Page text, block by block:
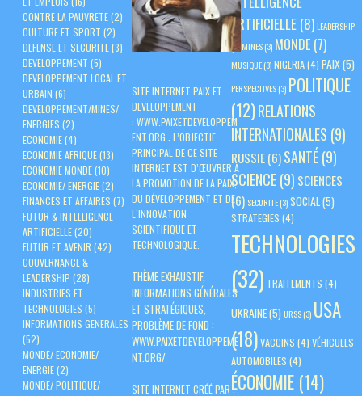
CONTRE LA PAUVRETE(2)
CULTURE ET SPORT (2)
DEFENSE ET SECURITE(3)
DEVELOPPEMENT (5)
DEVELOPPEMENT LOCAL ET
URBAIN (6)
DEVELOPPEMENT/MINES/
ENERGIES (2)
ECONOMIE(4)
ECONOMIE AFRIQUE(13)
ECONOMIE MONDE(10)
ECONOMIE/ ENERGIE(2)
FINANCES ET AFFAIRES (7)
FUTUR & INTELLIGENCE
ARTIFICIELLE(20)
FUTUR ET AVENIR (42)
GOUVERNANCE &
LEADERSHIP (28)
INDUSTRIES ET
TECHNOLOGIES (5)
INFORMATIONS GENERALES
(52)
MONDE/ ECONOMIE/
ENERGIE(2)
MONDE/ POLITIQUE/
ARTIFICIELLE (8)LEADERSHIP
(3)MINES(3) MONDE (7)
MUSIQUE(3)NIGERIA(4) PAIX(5)
PERSPECTIVES(3) POLITIQUE
(12)RELATIONS
INTERNATIONALES (9)
RUSSIE(6)SANTÉ(9)
SCIENCE(9) SCIENCES
(6) SECURITE(3)SOCIAL(5)
STRATEGIES (4)
TECHNOLOGIES
(32) TRAITEMENTS (4)
UKRAINE(5)URSS(3) USA
(18)VACCINS (4) VÉHICULES
AUTOMOBILES (4)
ÉCONOMIE (14)
SITE INTERNET PAIX ET
DEVELOPPEMENT
:WWW.PAIXETDEVELOPPEM
ENT.ORG : L’OBJECTIF
PRINCIPAL DE CE SITE
INTERNET EST D’ŒUVRER À
LA PROMOTION DE LA PAIX,
DU DÉVELOPPEMENT ET DE
L’INNOVATION
SCIENTIFIQUE ET
TECHNOLOGIQUE.
THÈME EXHAUSTIF,
INFORMATIONS GÉNÉRALES
ET STRATÉGIQUES,
PROBLÈME DE FOND :
WWW.PAIXETDEVELOPPEME
NT.ORG/
SITE INTERNET CRÉÉ PAR :